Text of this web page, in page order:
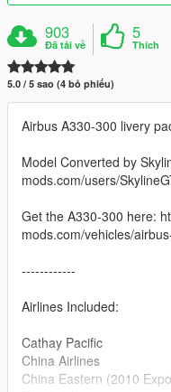
903
Đã tải về
5
Thích
5.0 / 5 sao (4 bỏ phiếu)
Airbus A330-300 livery
Model Converted by
mods.com/users/
Get the A330-300 here:
mods.com/vehicles/
------------
Airlines Included:
Cathay Pacific
China Airlines
China Eastern (2010